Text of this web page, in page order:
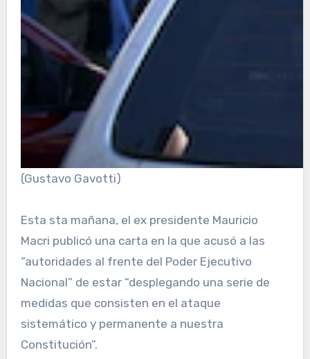
(Gustavo Gavotti)
Esta sta mañana, el ex presidente Mauricio
Macri publicó una carta en la que acusó a las
“autoridades al frente del Poder Ejecutivo
Nacional” de estar “desplegando una serie de
medidas que consisten en el ataque
sistemático y permanente a nuestra
Constitución”.